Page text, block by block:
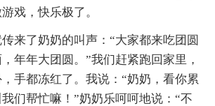
戏，快乐极了。
来了奶奶的叫声：“大家都来吃团圆
年年大团圆。”我们赶紧跑回家里，
手都冻红了。我说：“奶奶，看你累
们帮忙嘛！”奶奶乐呵呵地说：“不